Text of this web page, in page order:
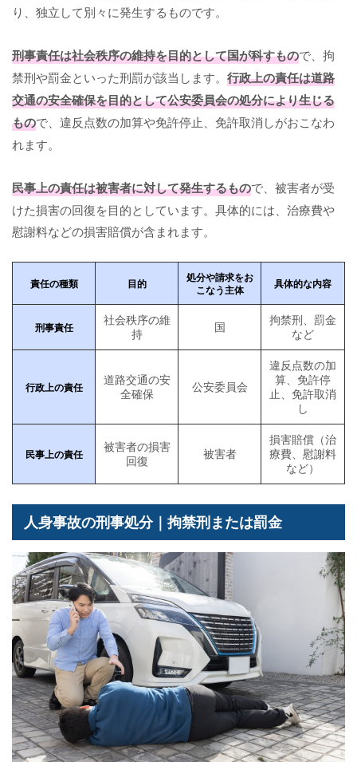
り、独立して別々に発生するものです。
刑事責任は社会秩序の維持を目的として国が科すもので、拘
禁刑や罰金といった刑罰が該当します。 行政上の責任は道路
交通の安全確保を目的として公安委員会の処分により生じる
もので、違反点数の加算や免許停止、免許取消しがおこなわ
れます。
民事上の責任は被害者に対して発生するもので、被害者が受
けた損害の回復を目的としています。具体的には、治療費や
慰謝料などの損害賠償が含まれます。
責任の種類 目的
処分や請求をお
こなう主体
具体的な内容
刑事責任
社会秩序の維
持
国
拘禁刑、罰金
など
行政上の責任
道路交通の安
全確保
公安委員会
違反点数の加
算、免許停
止、免許取消
し
民事上の責任
被害者の損害
回復
被害者
損害賠償（治
療費、慰謝料
など）
人身事故の刑事処分｜拘禁刑または罰金